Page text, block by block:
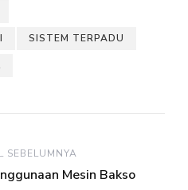
SISTEM TERPADU
SEBELUMNYA
Mesin Bakso